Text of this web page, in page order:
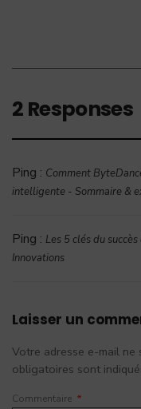
2 Responses
Ping : Comment
intelligente - Sommaire &
Ping : Les 5 clés du
Innovations
Laisser un
Votre adresse e-mail ne
obligatoires sont
Commentaire *